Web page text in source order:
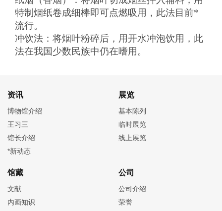
特制烟纸卷成细棒即可点燃吸用，此法目前*
流行。
冲饮法：将烟叶粉碎后，用开水冲泡饮用，此
法在我国少数民族中仍在嗜用。
资讯
博物馆介绍
王习三
馆长介绍
*新动态
展览
基本陈列
临时展览
线上展览
馆藏
文献
内画知识
公司
公司介绍
荣誉